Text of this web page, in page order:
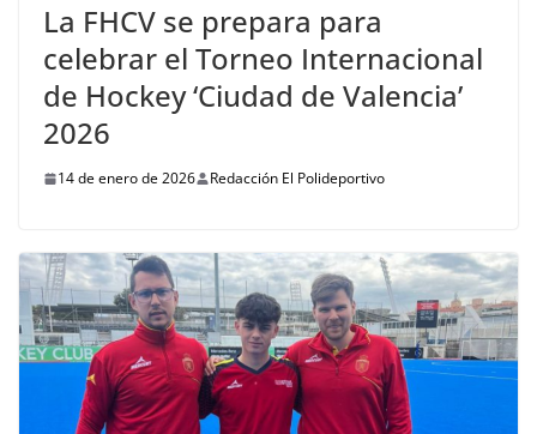
La FHCV se prepara para
celebrar el Torneo Internacional
de Hockey ‘Ciudad de Valencia’
2026
14 de enero de 2026 Redacción El Polideportivo